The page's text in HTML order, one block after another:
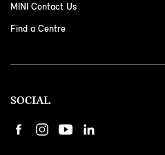
MINI Contact Us
Find a Centre
SOCIAL